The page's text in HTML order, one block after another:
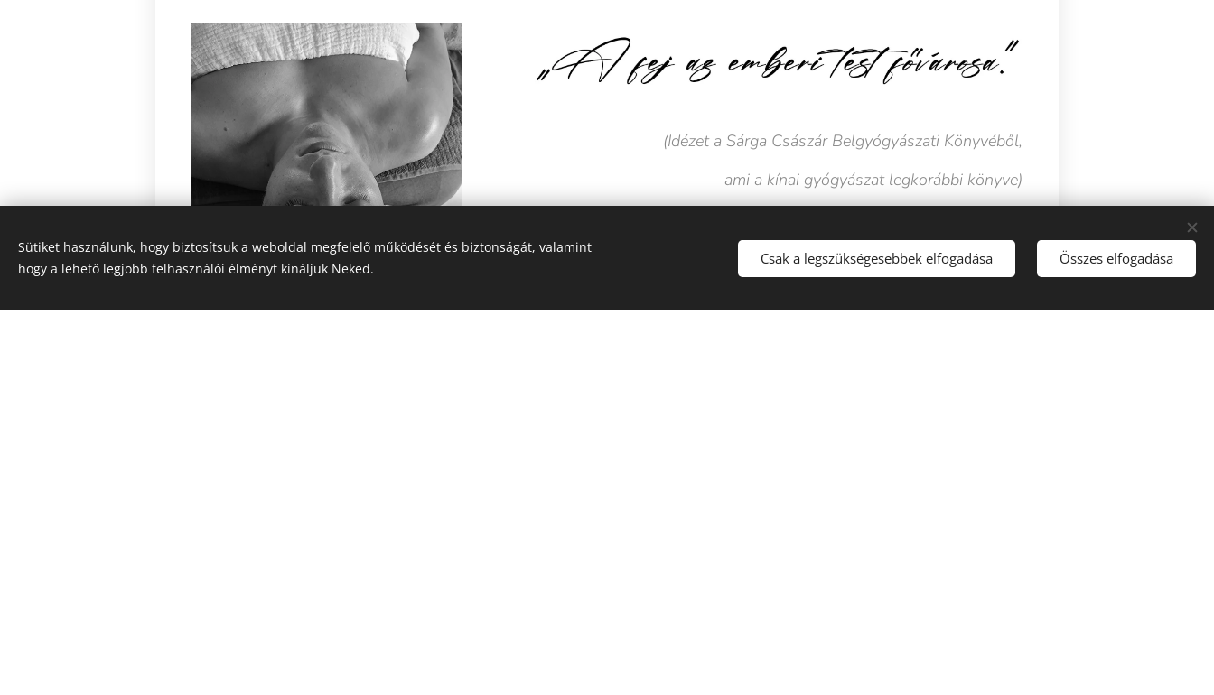
(Idézet a Sárga Császár Belgyógyászati Könyvéből,
ami a kínai gyógyászat legkorábbi könyve)
A fej, az arc, a nyak és a vállöv testünk központi részei.
Minden innen indul ki és ide érkezik be. Tükrözik a többi testtájék
Sütiket használunk, hogy biztosítsuk a weboldal megfelelő működését és biztonságát, valamint
hogy a lehető legjobb felhasználói élményt kínáljuk Neked.
Csak a legszükségesebbek elfogadása Összes elfogadása